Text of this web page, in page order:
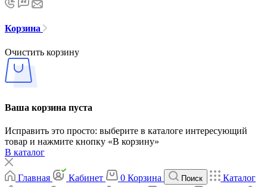
Корзина
Очистить корзину
Ваша корзина пуста
Исправить это просто: выберите в каталоге интересующий
товар и нажмите кнопку «В корзину»
В каталог
Главная Кабинет 0 Корзина Поиск Каталог